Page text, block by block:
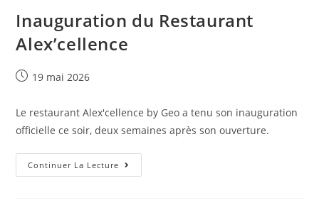
Inauguration du Restaurant
Alex’cellence
19 mai 2026
Le restaurant Alex'cellence by Geo a tenu son inauguration
officielle ce soir, deux semaines après son ouverture.
Continuer La Lecture